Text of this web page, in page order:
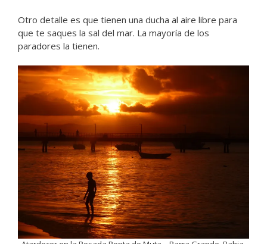
Otro detalle es que tienen una ducha al aire libre para
que te saques la sal del mar. La mayoría de los
paradores la tienen.